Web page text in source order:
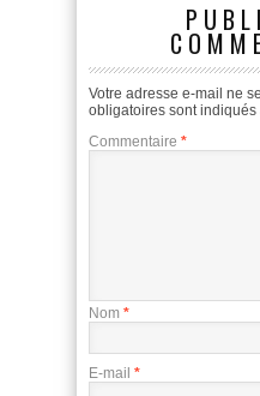
Votre adresse e-mail ne
obligatoires sont indiqués
Commentaire *
Nom *
E-mail *